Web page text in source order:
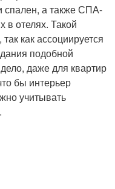
спален, а также СПА-
в отелях. Такой
как ассоциируется
подобной
даже для квартир
бы интерьер
учитывать